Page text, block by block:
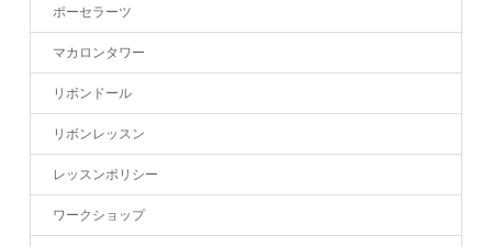
ポーセラーツ
マカロンタワー
リボンドール
リボンレッスン
レッスンポリシー
ワークショップ